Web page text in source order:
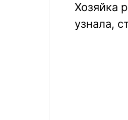
Хозяйка
узнала,